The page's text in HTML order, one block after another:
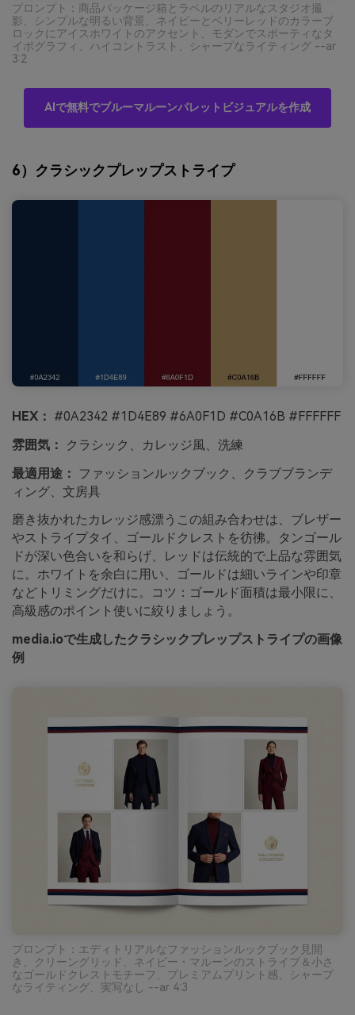
プロンプト：商品パッケージ箱とラベルのリアルなスタジオ撮
影、シンプルな明るい背景、ネイビーとベリーレッドのカラーブ
ロックにアイスホワイトのアクセント、モダンでスポーティなタ
イポグラフィ、ハイコントラスト、シャープなライティング --ar
3:2
AIで無料でブルーマルーンパレットビジュアルを作成
6）クラシックプレップストライプ
HEX： #0A2342 #1D4E89 #6A0F1D #C0A16B #FFFFFF
雰囲気：
クラシック、カレッジ風、洗練
最適用途：
ファッションルックブック、クラブブランデ
ィング、文房具
磨き抜かれたカレッジ感漂うこの組み合わせは、ブレザー
やストライプタイ、ゴールドクレストを彷彿。タンゴール
ドが深い色合いを和らげ、レッドは伝統的で上品な雰囲気
に。ホワイトを余白に用い、ゴールドは細いラインや印章
などトリミングだけに。コツ：ゴールド面積は最小限に、
高級感のポイント使いに絞りましょう。
media.ioで生成したクラシックプレップストライプの画像
例
プロンプト：エディトリアルなファッションルックブック見開
き、クリーングリッド、ネイビー・マルーンのストライプ＆小さ
なゴールドクレストモチーフ、プレミアムプリント感、シャープ
なライティング、実写なし --ar 4:3